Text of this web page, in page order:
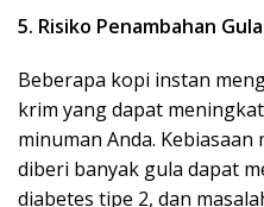
5. Risiko Penambahan
Beberapa kopi instan
krim yang dapat
minuman Anda.
diberi banyak gula dapat
diabetes tipe 2, dan